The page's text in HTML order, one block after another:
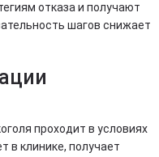
отказа и получают
шагов снижает
проходит в условиях
в клинике, получает